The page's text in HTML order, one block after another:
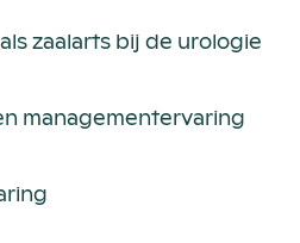
zaalarts bij de urologie
managementervaring